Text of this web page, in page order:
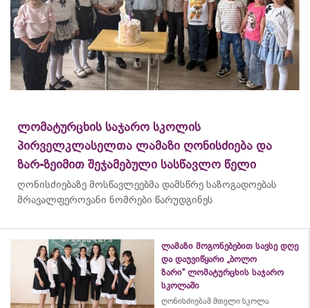
ლომატურცხის საჯარო სკოლის
პირველკლასელთა ლამაზი ღონისძიება და
ზარ-ზეიმით შეჯამებული სასწავლო წელი
ღონისძიებაზე მოსწავლეებმა დამსწრე საზოგადოებას
მრავალფეროვანი ნომრები წარუდგინეს
ლამაზი მოგონებებით სავსე დღე
და დაუვიწყარი „ბოლო
ზარი“ ლომატურცხის საჯარო
სკოლაში
ღონისძიებამ მთელი სკოლა